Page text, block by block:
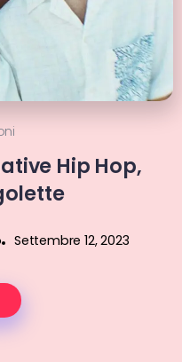
Hip Hop,
Settembre 12, 2023